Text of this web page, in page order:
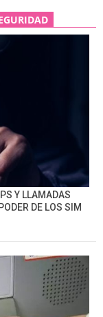
Y LLAMADAS
DE LOS SIM